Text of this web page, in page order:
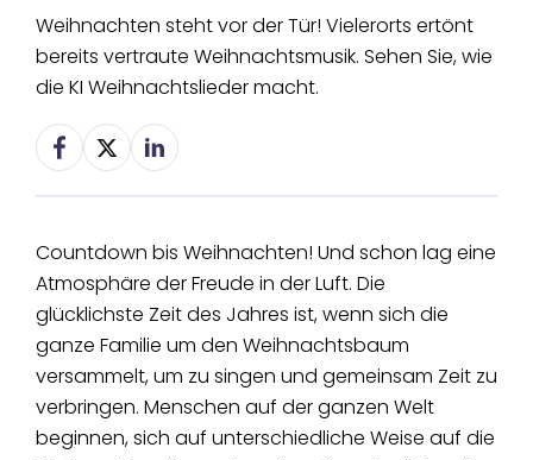
Weihnachten steht vor der Tür! Vielerorts ertönt
bereits vertraute Weihnachtsmusik. Sehen Sie, wie
die KI Weihnachtslieder macht.
Countdown bis Weihnachten! Und schon lag eine
Atmosphäre der Freude in der Luft. Die
glücklichste Zeit des Jahres ist, wenn sich die
ganze Familie um den Weihnachtsbaum
versammelt, um zu singen und gemeinsam Zeit zu
verbringen. Menschen auf der ganzen Welt
beginnen, sich auf unterschiedliche Weise auf die